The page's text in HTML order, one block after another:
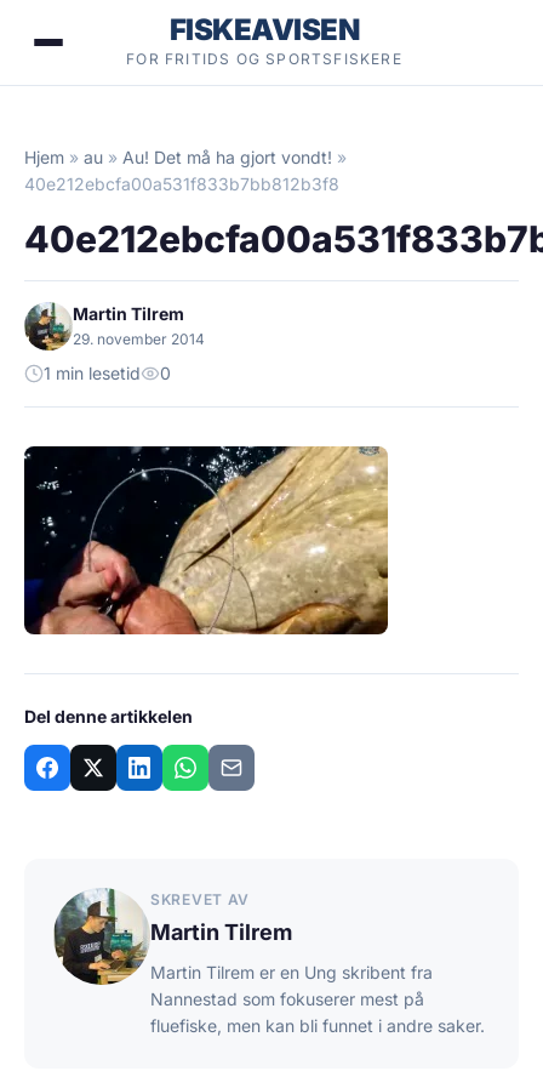
FISKEAVISEN
FOR FRITIDS OG SPORTSFISKERE
Hjem » au » Au! Det må ha gjort vondt! »
40e212ebcfa00a531f833b7bb812b3f8
Martin Tilrem
29. november 2014
1 min lesetid 0
Del denne artikkelen
SKREVET AV
Martin Tilrem
Martin Tilrem er en Ung skribent fra
Nannestad som fokuserer mest på
fluefiske, men kan bli funnet i andre saker.